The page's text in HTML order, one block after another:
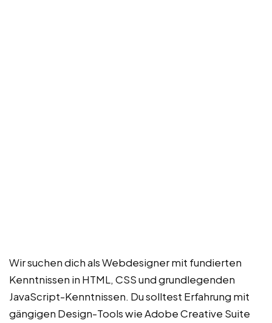
Wir suchen dich als Webdesigner mit fundierten
Kenntnissen in HTML, CSS und grundlegenden
JavaScript-Kenntnissen. Du solltest Erfahrung mit
gängigen Design-Tools wie Adobe Creative Suite